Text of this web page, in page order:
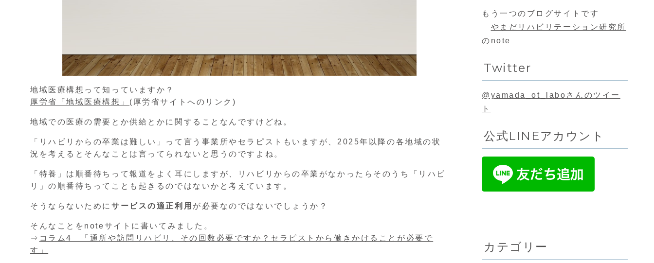
地域医療構想って知っていますか？
厚労省「地域医療構想」 (厚労省サイトへのリンク)
地域での医療の需要とか供給とかに関することなんですけどね。
「リハビリからの卒業は難しい」って言う事業所やセラピストもいますが、2025年以降の各地域の状
況を考えるとそんなことは言ってられないと思うのですよね。
「特養」は順番待ちって報道をよく耳にしますが、リハビリからの卒業がなかったらそのうち「リハビ
リ」の順番待ちってことも起きるのではないかと考えています。
そうならないためにサービスの適正利用 が必要なのではないでしょうか？
そんなことをnoteサイトに書いてみました。
⇒ コラム4 「通所や訪問リハビリ、その回数必要ですか？セラピストから働きかけることが必要で
す」
もう一つのブログサイトです
やまだリハビリテーション研究所
のnote
Twitter
@yamada_ot_laboさんのツイー
ト
公式LINEアカウント
カテゴリー